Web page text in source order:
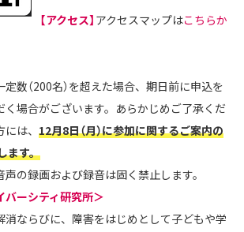
【アクセス】 アクセスマップはこちらか
定数（200名）を超えた場合、期日前に申込を
く場合がございます。あらかじめご了承くだ
は、 12月8日（月）に参加に関するご案内の
ます。
声の録画および録音は固く禁止します。
バーシティ研究所＞
消ならびに、障害をはじめとして子どもや学